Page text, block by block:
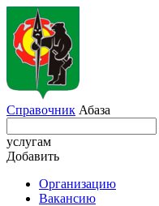
Справочник Абаза
услугам
Добавить
Организацию
Вакансию